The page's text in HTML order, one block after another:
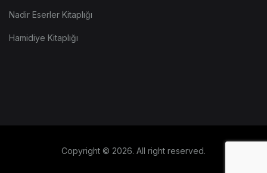
Nadir Eserler Kitaplığı
Hamidiye Kitaplığı
Copyright © 2026. All right reserved.